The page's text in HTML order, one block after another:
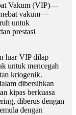
Vakum (VIP)—
vakum—
untuk
prestasi
luar VIP dilap
untuk mencegah
kriogenik.
dibersihkan
kipas berkuasa
diberus dengan
dengan